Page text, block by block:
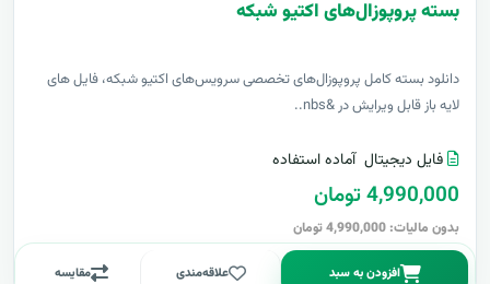
بسته پروپوزال‌های اکتیو شبکه
دانلود بسته کامل پروپوزال‌های تخصصی سرویس‌های اکتیو شبکه، فایل های
لایه باز قابل ویرایش در &nbs..
فایل دیجیتال آماده استفاده
4,990,000 تومان
بدون مالیات: 4,990,000 تومان
افزودن به سبد علاقه‌مندی مقایسه